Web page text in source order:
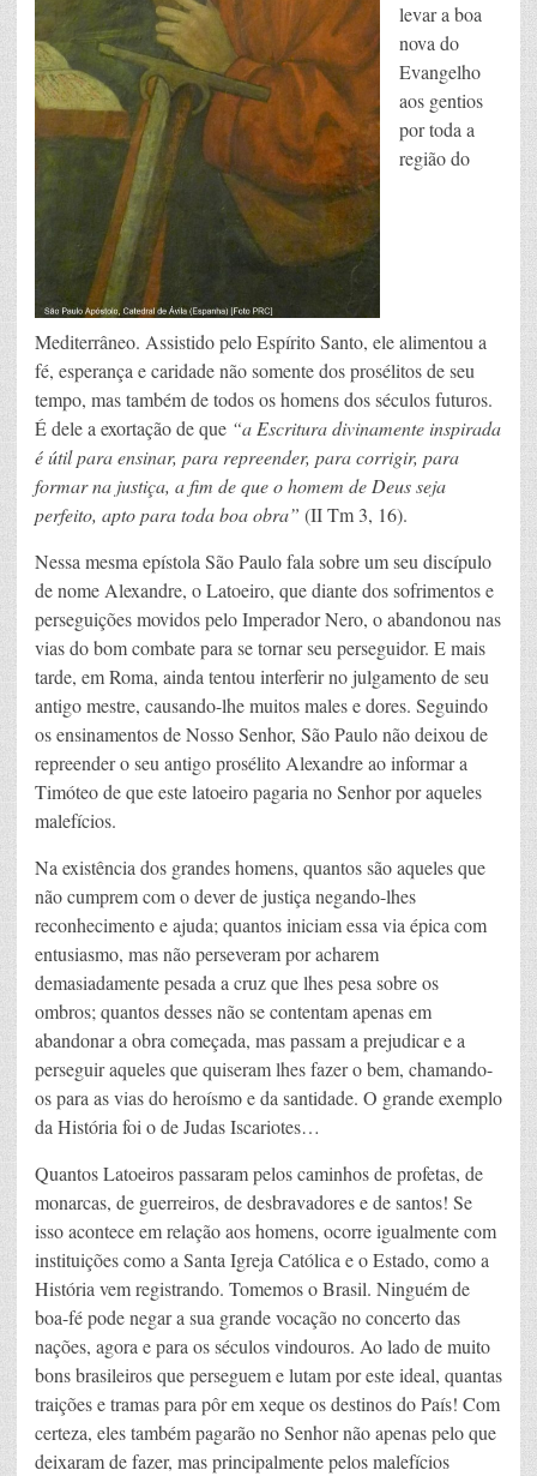
levar a boa
nova do
Evangelho
aos gentios
por toda a
região do
Mediterrâneo. Assistido pelo Espírito Santo, ele alimentou a
fé, esperança e caridade não somente dos prosélitos de seu
tempo, mas também de todos os homens dos séculos futuros.
É dele a exortação de que “a Escritura divinamente inspirada
é útil para ensinar, para repreender, para corrigir, para
formar na justiça, a fim de que o homem de Deus seja
perfeito, apto para toda boa obra” (II Tm 3, 16).
Nessa mesma epístola São Paulo fala sobre um seu discípulo
de nome Alexandre, o Latoeiro, que diante dos sofrimentos e
perseguições movidos pelo Imperador Nero, o abandonou nas
vias do bom combate para se tornar seu perseguidor. E mais
tarde, em Roma, ainda tentou interferir no julgamento de seu
antigo mestre, causando-lhe muitos males e dores. Seguindo
os ensinamentos de Nosso Senhor, São Paulo não deixou de
repreender o seu antigo prosélito Alexandre ao informar a
Timóteo de que este latoeiro pagaria no Senhor por aqueles
malefícios.
Na existência dos grandes homens, quantos são aqueles que
não cumprem com o dever de justiça negando-lhes
reconhecimento e ajuda; quantos iniciam essa via épica com
entusiasmo, mas não perseveram por acharem
demasiadamente pesada a cruz que lhes pesa sobre os
ombros; quantos desses não se contentam apenas em
abandonar a obra começada, mas passam a prejudicar e a
perseguir aqueles que quiseram lhes fazer o bem, chamando-
os para as vias do heroísmo e da santidade. O grande exemplo
da História foi o de Judas Iscariotes…
Quantos Latoeiros passaram pelos caminhos de profetas, de
monarcas, de guerreiros, de desbravadores e de santos! Se
isso acontece em relação aos homens, ocorre igualmente com
instituições como a Santa Igreja Católica e o Estado, como a
História vem registrando. Tomemos o Brasil. Ninguém de
boa-fé pode negar a sua grande vocação no concerto das
nações, agora e para os séculos vindouros. Ao lado de muito
bons brasileiros que perseguem e lutam por este ideal, quantas
traições e tramas para pôr em xeque os destinos do País! Com
certeza, eles também pagarão no Senhor não apenas pelo que
deixaram de fazer, mas principalmente pelos malefícios